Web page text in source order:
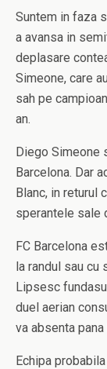
Suntem in faza
a avansa in
deplasare
Simeone, care
sah pe
an.
Diego Simeone
Barcelona. Dar
Blanc, in returul
sperantele sale
FC Barcelona
la randul sau cu
Lipsesc
duel aerian
va absenta
Echipa